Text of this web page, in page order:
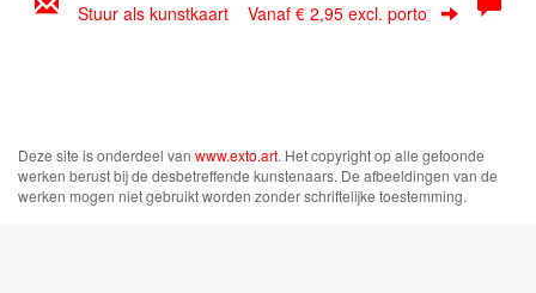
Stuur als kunstkaart Vanaf € 2,95 excl. porto
Deze site is onderdeel van www.exto.art. Het copyright op alle getoonde
werken berust bij de desbetreffende kunstenaars. De afbeeldingen van de
werken mogen niet gebruikt worden zonder schriftelijke toestemming.